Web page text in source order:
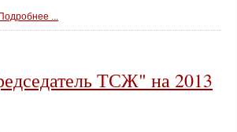
Подробнее ...
ТСЖ" на 2013